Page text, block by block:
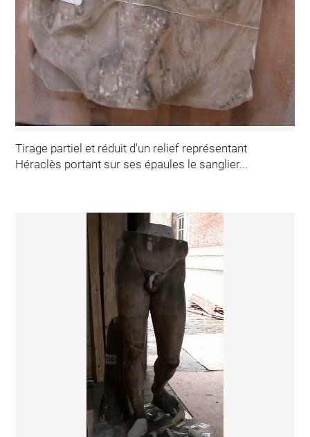
Tirage partiel et réduit d'un relief représentant
Héraclès portant sur ses épaules le sanglier...